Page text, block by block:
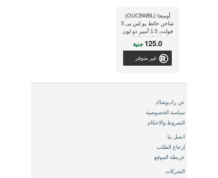
أوميجا (OUCBWBL)
شاحن حائط يو إس بى 5
فولت, 1.5 أمبير ذو لون
أسود/ أبيض/ أخضر
[42891]
125.0 جنية
غير متوفر
عن راديوشاك
سياسة الخصوصية
الشروط والاحكام
اتصل بنا
إرجاع الطلب
خريطة الموقع
الشركات